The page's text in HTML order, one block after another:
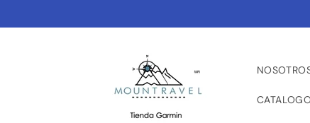
al contenido
CATALOGO